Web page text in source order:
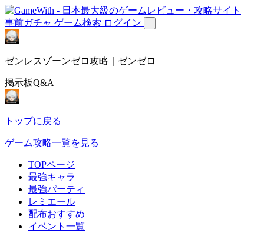
事前ガチャ ゲーム検索 ログイン
ゼンレスゾーンゼロ攻略｜ゼンゼロ
掲示板Q&A
トップに戻る
ゲーム攻略一覧を見る
TOPページ
最強キャラ
最強パーティ
レミエール
配布おすすめ
イベント一覧